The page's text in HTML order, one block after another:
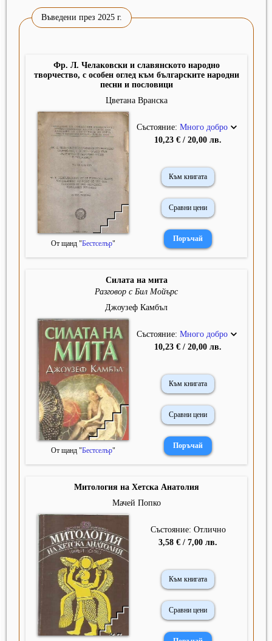
Въведени през 2025 г.
Фр. Л. Челаковски и славянското народно
творчество, с особен оглед към българските народни
песни и пословици
Цветана Вранска
От щанд "Бестселър"
Състояние: Много добро
10,23 € / 20,00 лв.
Към книгата
Сравни цени
Силата на мита
Разговор с Бил Мойърс
Джоузеф Камбъл
От щанд "Бестселър"
Състояние: Много добро
10,23 € / 20,00 лв.
Към книгата
Сравни цени
Митология на Хетска Анатолия
Мачей Попко
Състояние: Отлично
3,58 € / 7,00 лв.
Към книгата
Сравни цени